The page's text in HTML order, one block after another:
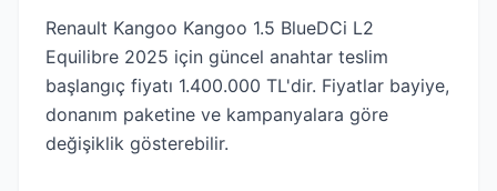
Renault Kangoo Kangoo 1.5 BlueDCi L2
Equilibre 2025 için güncel anahtar teslim
başlangıç fiyatı 1.400.000 TL'dir. Fiyatlar bayiye,
donanım paketine ve kampanyalara göre
değişiklik gösterebilir.